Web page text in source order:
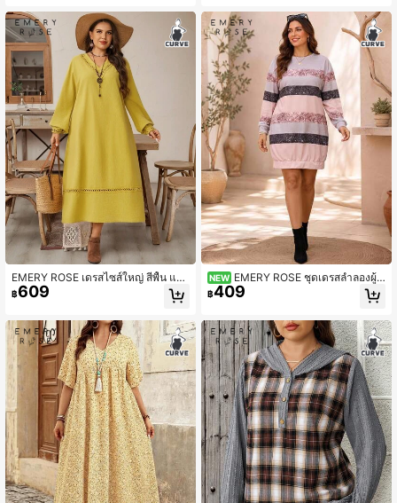
นิมอลสำหรับเทศกาลดนตรีและชายหา
ด
EMERY ROSE เดรสไซส์ใหญ่ สีพื้น แข
นโคมไฟ ลำลองธุรกิจ ลำลองวันหยุด สีเ
หลืองมัสตาร์ด ฤดูร้อน ฤดูใบไม้ร่วง
฿609
NEW EMERY ROSE ชุดเดรสลำลองผู้ห
ญิงไซส์ใหญ่ ลายทาง คอกลม ไหล่ตก แ
ขนยาว
฿409